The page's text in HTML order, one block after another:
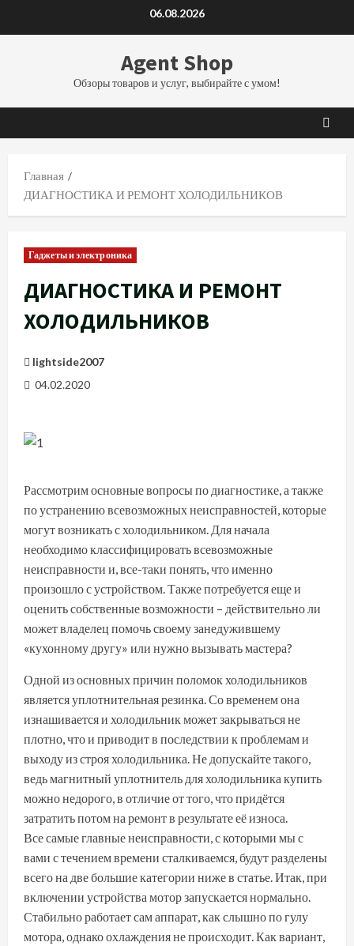
06.08.2026
Agent Shop
Обзоры товаров и услуг, выбирайте с умом!
Главная
ДИАГНОСТИКА И РЕМОНТ ХОЛОДИЛЬНИКОВ
Гаджеты и электроника
ДИАГНОСТИКА И РЕМОНТ
ХОЛОДИЛЬНИКОВ
lightside2007
04.02.2020
Рассмотрим основные вопросы по диагностике, а также
по устранению всевозможных неисправностей, которые
могут возникать с холодильником. Для начала
необходимо классифицировать всевозможные
неисправности и, все-таки понять, что именно
произошло с устройством. Также потребуется еще и
оценить собственные возможности – действительно ли
может владелец помочь своему занедужившему
«кухонному другу» или нужно вызывать мастера?
Одной из основных причин поломок холодильников
является уплотнительная резинка. Со временем она
изнашивается и холодильник может закрываться не
плотно, что и приводит в последствии к проблемам и
выходу из строя холодильника. Не допускайте такого,
ведьмагнитный уплотнитель для холодильника купить
можно недорого, в отличие от того, что придётся
затратить потом на ремонт в результате её износа.
Все самые главные неисправности, с которыми мы с
вами с течением времени сталкиваемся, будут разделены
всего на две большие категории ниже в статье. Итак, при
включении устройства мотор запускается нормально.
Стабильно работает сам аппарат, как слышно по гулу
мотора, однако охлаждения не происходит. Как вариант,